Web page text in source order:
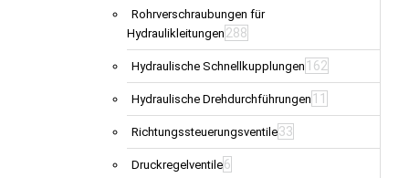
Rohrverschraubungen für
Hydraulikleitungen 288
Hydraulische Schnellkupplungen 162
Hydraulische Drehdurchführungen 11
Richtungssteuerungsventile33
Druckregelventile6